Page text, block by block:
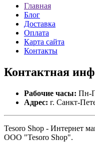
Главная
Блог
Доставка
Оплата
Карта сайта
Контакты
Контактная
Рабочие часы: Пн-
Адрес: г. Санкт-
Tesoro Shop - Интернет
ООО "Tesoro Shop".